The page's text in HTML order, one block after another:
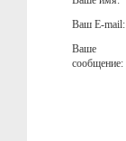
Ваш E-mail:
Ваше
сообщение: